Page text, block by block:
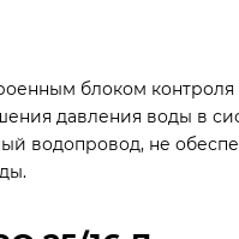
блоком
давления воды в
водопровод, не